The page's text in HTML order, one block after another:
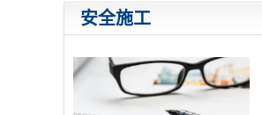
安全施工